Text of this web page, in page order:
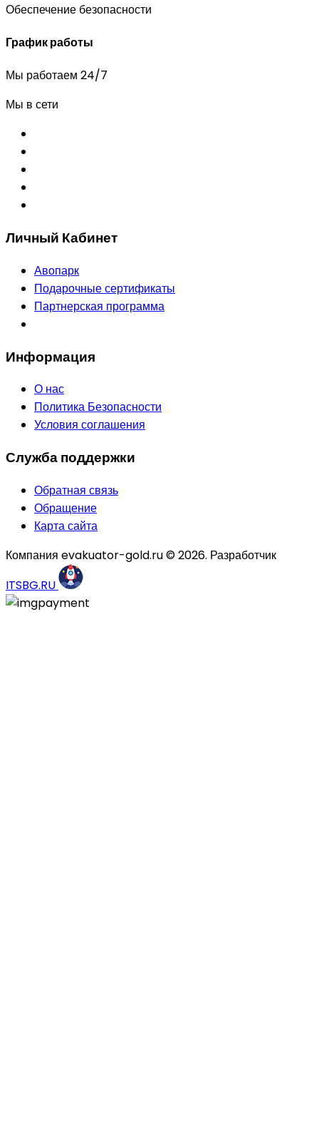
Обеспечение безопасности
График работы
Мы работаем 24/7
Мы в сети
Личный Кабинет
Авопарк
Подарочные сертификаты
Партнерская программа
Информация
О нас
Политика Безопасности
Условия соглашения
Служба поддержки
Обратная связь
Обращение
Карта сайта
Компания evakuator-gold.ru © 2026. Разработчик
ITSBG.RU